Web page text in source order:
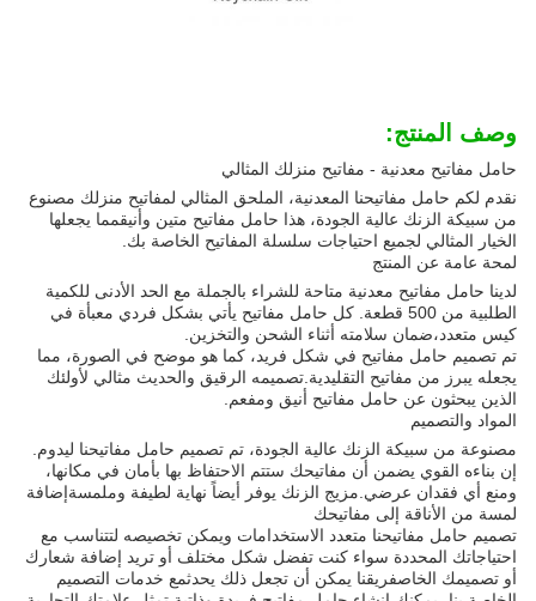
وصف المنتج:
حامل مفاتيح معدنية - مفاتيح منزلك المثالي
نقدم لكم حامل مفاتيحنا المعدنية، الملحق المثالي لمفاتيح منزلك مصنوع
من سبيكة الزنك عالية الجودة، هذا حامل مفاتيح متين وأنيقمما يجعلها
الخيار المثالي لجميع احتياجات سلسلة المفاتيح الخاصة بك.
لمحة عامة عن المنتج
لدينا حامل مفاتيح معدنية متاحة للشراء بالجملة مع الحد الأدنى للكمية
الطلبية من 500 قطعة. كل حامل مفاتيح يأتي بشكل فردي معبأة في
كيس متعدد،ضمان سلامته أثناء الشحن والتخزين.
تم تصميم حامل مفاتيح في شكل فريد، كما هو موضح في الصورة، مما
يجعله يبرز من مفاتيح التقليدية.تصميمه الرقيق والحديث مثالي لأولئك
الذين يبحثون عن حامل مفاتيح أنيق ومفعم.
المواد والتصميم
مصنوعة من سبيكة الزنك عالية الجودة، تم تصميم حامل مفاتيحنا ليدوم.
إن بناءه القوي يضمن أن مفاتيحك ستتم الاحتفاظ بها بأمان في مكانها،
ومنع أي فقدان عرضي.مزيج الزنك يوفر أيضاً نهاية لطيفة وملمسةإضافة
لمسة من الأناقة إلى مفاتيحك
تصميم حامل مفاتيحنا متعدد الاستخدامات ويمكن تخصيصه لتتناسب مع
احتياجاتك المحددة سواء كنت تفضل شكل مختلف أو تريد إضافة شعارك
أو تصميمك الخاصفريقنا يمكن أن تجعل ذلك يحدثمع خدمات التصميم